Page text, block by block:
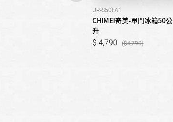
UR-S50FA1
CHIMEI奇美-單門冰箱50公
升
4,790 4,790